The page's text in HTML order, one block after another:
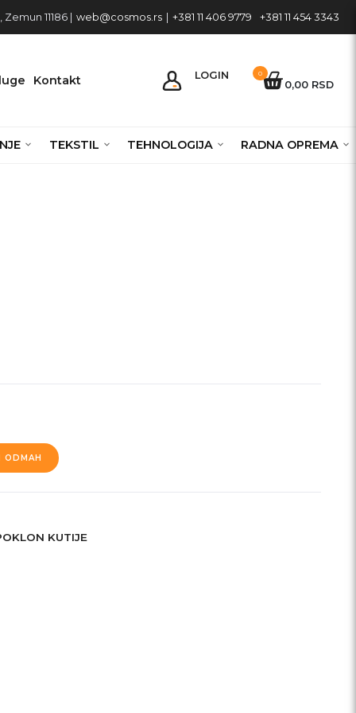
11186 | web@cosmos.rs +381 11 406 9779 +381 11 454 3343
Kontakt
LOGIN
0,00 RSD
0
TEKSTIL TEHNOLOGIJA RADNA OPREMA
ODMAH
KUTIJE